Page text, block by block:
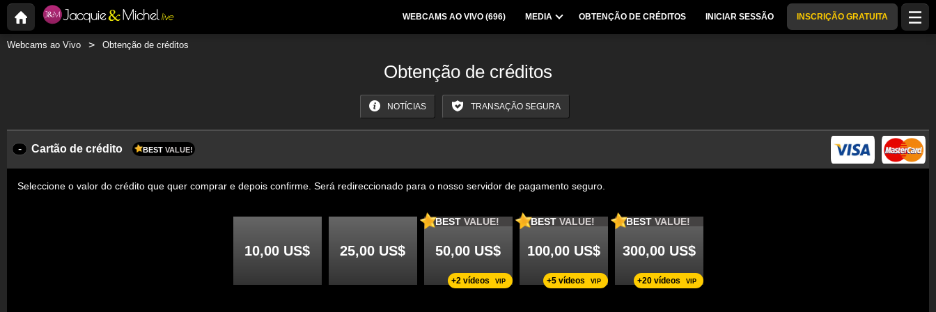
WEBCAMS AO VIVO (696) MEDIA OBTENÇÃO DE CRÉDITOS INICIAR SESSÃO INSCRIÇÃO GRATUITA
Webcams ao Vivo Obtenção de créditos
Obtenção de créditos
NOTÍCIAS TRANSAÇÃO SEGURA
- Cartão de crédito BEST VALUE!
Seleccione o valor do crédito que quer comprar e depois confirme. Será redireccionado para o nosso servidor de pagamento seguro.
10,00 US$ 25,00 US$
BEST VALUE!
50,00 US$
+2 vídeos VIP
BEST VALUE!
100,00 US$
+5 vídeos VIP
BEST VALUE!
300,00 US$
+20 vídeos VIP